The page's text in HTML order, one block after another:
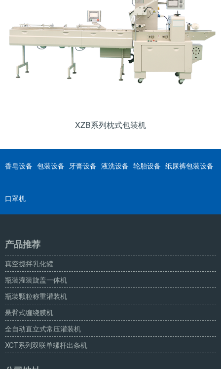
XZB系列枕式包装机
香皂设备 包装设备 牙膏设备 液洗设备 轮胎设备 纸尿裤包装设备
口罩机
产品推荐
真空搅拌乳化罐
瓶装灌装旋盖一体机
瓶装颗粒称重灌装机
悬臂式缠绕膜机
全自动直立式常压灌装机
XCT系列双联单螺杆出条机